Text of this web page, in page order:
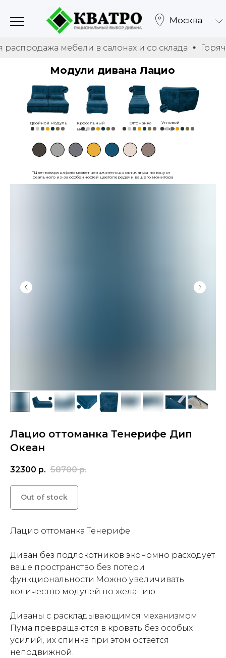
Москва
мебели в салонах и со склада Горячая
Модули дивана Лацио
Двойной модуль
Кресельный
модуль
Оттоманка
Угловой
модуль
*Цвет товара на фото может незначительно отличаться по тону от
реального из-за особенностей цветопередачи вашего монитора
Лацио оттоманка Тенерифе Дип
Океан
32300 р. 58700 р.
Out of stock
Лацио оттоманка Тенерифе
Диван без подлокотников экономно расходует
ваше пространство без потери
функциональности.Можно увеличивать
количество модулей по желанию.
Диваны с раскладывающимся механизмом
Пума превращаются в кровать без особых
усилий, их спинка при этом остается
неподвижной.